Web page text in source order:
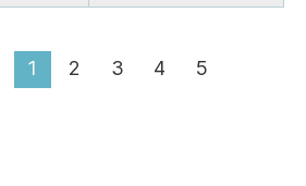
1 2 3 4 5